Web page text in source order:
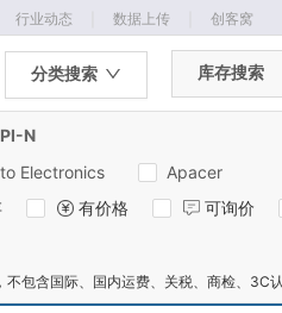
行业动态 数据上传 创客窝
分类搜索 库存搜索
N
Electronics
Apacer
有价格
可询价
不包含国际、国内运费、关税、商检、3C